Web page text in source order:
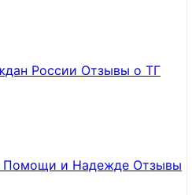
России Отзывы о ТГ
Помощи и Надежде Отзывы